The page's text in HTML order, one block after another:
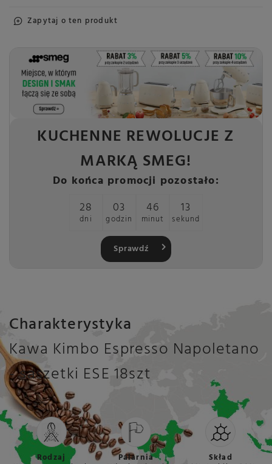
Zapytaj o ten produkt
KUCHENNE REWOLUCJE Z
MARKĄ SMEG!
Do końca promocji pozostało:
28
dni
03
godzin
46
minut
12
sekund
Sprawdź
Charakterystyka
Kawa Kimbo Espresso Napoletano
- saszetki ESE 18szt
Rodzaj Palarnia Skład